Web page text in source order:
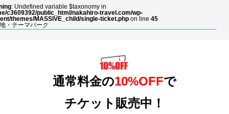
: Undefined variable $taxonomy in
c3609392/public_html/nakahiro-travel.com/wp-
themes/MASSIVE_child/single-ticket.php on line 45
・テーマパーク
通常料金の10%OFFで
チケット販売中！